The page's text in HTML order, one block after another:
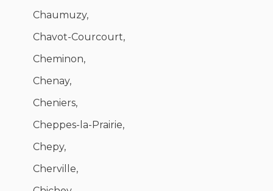
Chaumuzy,
Chavot-Courcourt,
Cheminon,
Chenay,
Cheniers,
Cheppes-la-Prairie,
Chepy,
Cherville,